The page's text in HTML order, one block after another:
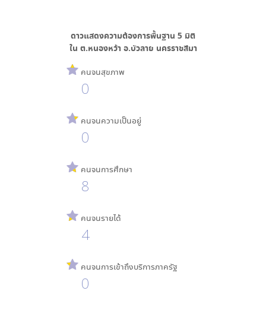
ดาวแสดงความต้องการพื้นฐาน 5 มิติ
ใน ต.หนองหว้า อ.บัวลาย นครราชสีมา
คนจนสุขภาพ
0
คนจนความเป็นอยู่
0
คนจนการศึกษา
8
คนจนรายได้
4
คนจนการเข้าถึงบริการภาครัฐ
0